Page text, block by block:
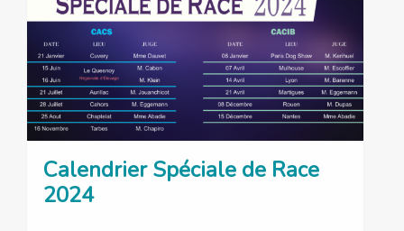
Calendrier Spéciale de Race
2024